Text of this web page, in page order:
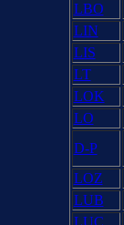
LBO
LIN
LIS
LT
LOK
LO
D-P
LOZ
LUB